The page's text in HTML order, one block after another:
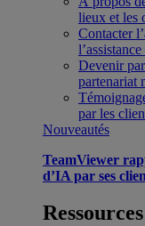
lieux et les
Contacter
Devenir
partenariat
par les
Nouveautés
TeamViewer
d’IA par ses
Ressources